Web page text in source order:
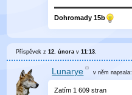
Dohromady 15b
Příspěvek z12. února v11:13
Lunarye v němnapsala:
Zatím 1 609 stran